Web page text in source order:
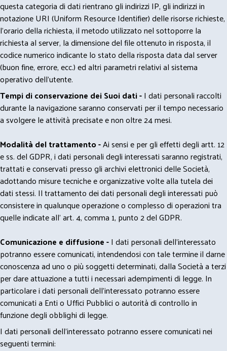
questa categoria di dati rientrano gli indirizzi IP, gli indirizzi in
notazione URI (Uniform Resource Identifier) delle risorse richieste,
l'orario della richiesta, il metodo utilizzato nel sottoporre la
richiesta al server, la dimensione del file ottenuto in risposta, il
codice numerico indicante lo stato della risposta data dal server
(buon fine, errore, ecc.) ed altri parametri relativi al sistema
operativo dell'utente.
Tempi di conservazione dei Suoi dati -I dati personali raccolti
durante la navigazione saranno conservati per il tempo necessario
a svolgere le attività precisate e non oltre 24 mesi.
Modalità del trattamento -Ai sensi e per gli effetti degli artt. 12
e ss. del GDPR, i dati personali degli interessati saranno registrati,
trattati e conservati presso gli archivi elettronici delle Società,
adottando misure tecniche e organizzative volte alla tutela dei
dati stessi. Il trattamento dei dati personali degli interessati può
consistere in qualunque operazione o complesso di operazioni tra
quelle indicate all' art. 4, comma 1, punto 2 del GDPR.
Comunicazione e diffusione -I dati personali dell’interessato
potranno essere comunicati, intendendosi con tale termine il darne
conoscenza ad uno o più soggetti determinati, dalla Società a terzi
per dare attuazione a tutti i necessari adempimenti di legge. In
particolare i dati personali dell’interessato potranno essere
comunicati a Enti o Uffici Pubblici o autorità di controllo in
funzione degli obblighi di legge.
I dati personali dell’interessato potranno essere comunicati nei
seguenti termini: